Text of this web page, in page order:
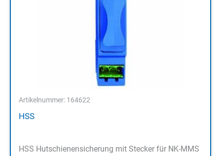
Artikelnummer: 164622
HSS
HSS Hutschienensicherung mit Stecker für NK-MMS